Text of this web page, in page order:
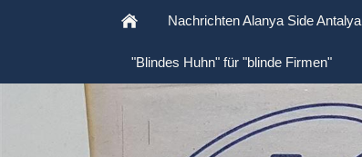
Nachrichten Alanya Side Antalya
"Blindes Huhn" für "blinde Firmen"